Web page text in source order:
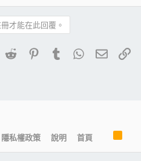
才能在此回覆。
LinkedIn
Reddit PinterestTumblrWhatsApp
電子
隱私權政策 說明 首頁
S